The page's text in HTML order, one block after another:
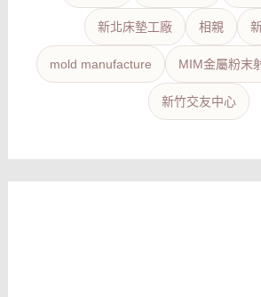
新北床墊工廠 相親
mold manufacture MIM金屬粉末
新竹交友中心